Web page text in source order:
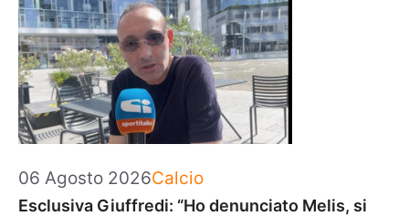
06 Agosto 2026Categorie
Calcio
Esclusiva Giuffredi: “Ho denunciato Melis, si